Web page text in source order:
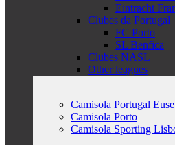
Eintracht
Clubes da Portugal
FC Porto
SL Benfica
Clubes NASL
Other leagues
Camisola Portugal
Camisola Porto
Camisola Sporting